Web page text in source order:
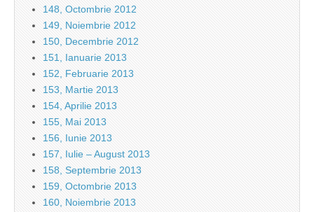
148, Octombrie 2012
149, Noiembrie 2012
150, Decembrie 2012
151, Ianuarie 2013
152, Februarie 2013
153, Martie 2013
154, Aprilie 2013
155, Mai 2013
156, Iunie 2013
157, Iulie – August 2013
158, Septembrie 2013
159, Octombrie 2013
160, Noiembrie 2013